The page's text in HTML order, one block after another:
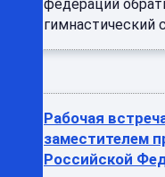
федераций
гимнастический
Рабочая
заместителем
Российской